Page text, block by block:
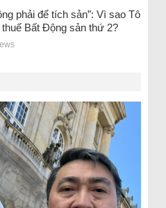
phải để tích sản”: Vì sao Tô
Bất Động sản thứ 2?